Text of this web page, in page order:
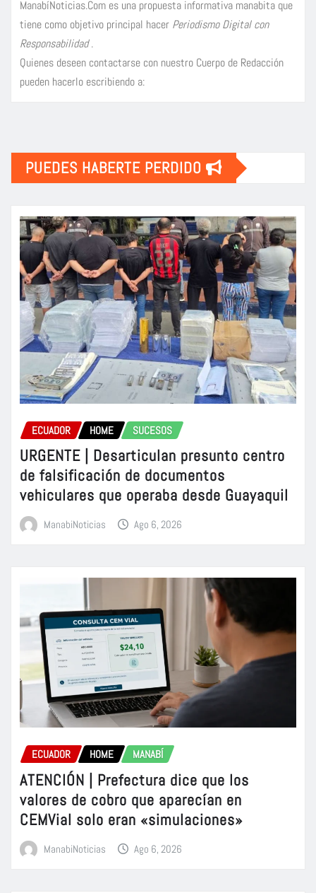
ManabíNoticias.Com es una propuesta informativa manabita que
tiene como objetivo principal hacer Periodismo Digital con
Responsabilidad.
Quienes deseen contactarse con nuestro Cuerpo de Redacción
pueden hacerlo escribiendo a:
PUEDES HABERTE PERDIDO
ECUADOR HOME SUCESOS
URGENTE | Desarticulan presunto centro
de falsificación de documentos
vehiculares que operaba desde Guayaquil
ManabiNoticias Ago 6, 2026
ECUADOR HOME MANABÍ
ATENCIÓN | Prefectura dice que los
valores de cobro que aparecían en
CEMVial solo eran «simulaciones»
ManabiNoticias Ago 6, 2026